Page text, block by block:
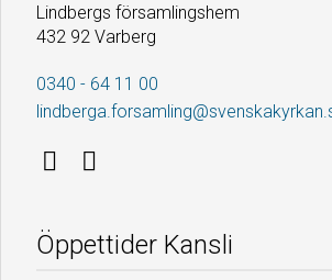
Lindbergs församlingshem
432 92 Varberg
0340 - 64 11 00
Öppettider Kansli